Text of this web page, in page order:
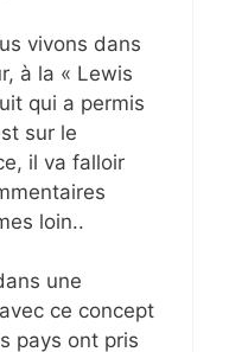
vivons dans
à la « Lewis
qui a permis
sur le
il va falloir
loin..
une
ce concept
pays ont pris